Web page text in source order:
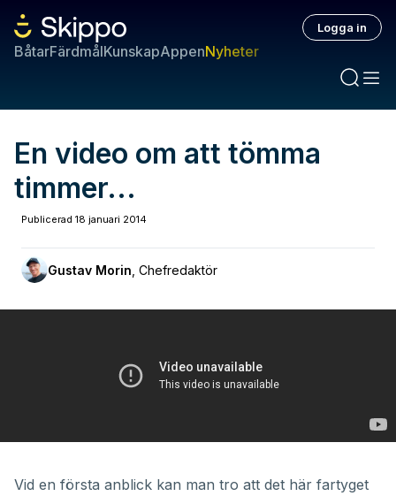
BåtarFärdmålKunskapAppenNyheter
Logga in
En video om att tömma
timmer...
Publicerad 18 januari 2014
Gustav Morin Chefredaktör
Vid en första anblick kan man tro att det här fartyget